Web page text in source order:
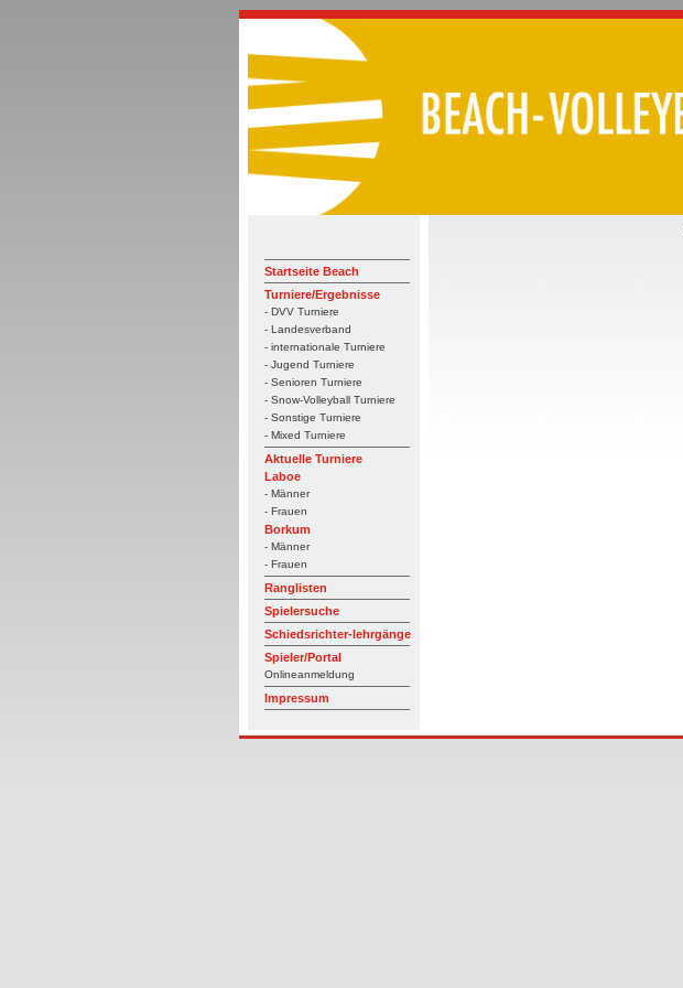
Startseite Beach
Turniere/Ergebnisse
- DVV Turniere
- Landesverband
- internationale Turniere
- Jugend Turniere
- Senioren Turniere
- Snow-Volleyball Turniere
- Sonstige Turniere
- Mixed Turniere
Aktuelle Turniere
Laboe
- Männer
- Frauen
Borkum
- Männer
- Frauen
Ranglisten
Spielersuche
Schiedsrichter-lehrgänge
Spieler/Portal
Onlineanmeldung
Impressum